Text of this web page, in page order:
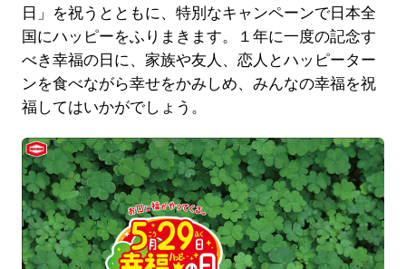
日」を祝うとともに、特別なキャンペーンで日本全
国にハッピーをふりまきます。１年に一度の記念す
べき幸福の日に、家族や友人、恋人とハッピーター
ンを食べながら幸せをかみしめ、みんなの幸福を祝
福してはいかがでしょう。